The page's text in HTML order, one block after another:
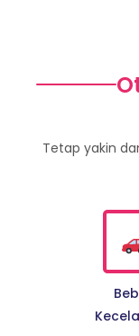
Tetap yakin